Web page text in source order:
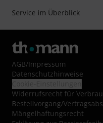
Service im Überblick
AGB/Impressum
Datenschutzhinweise
Widerrufsrecht für
Bestellvorgang/
Mängelhaftungsrecht